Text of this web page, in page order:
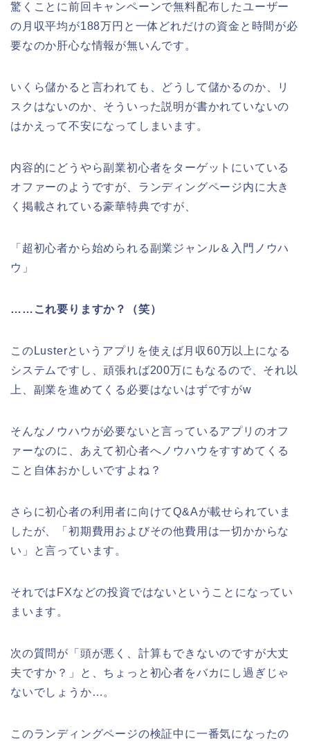
驚くことに前回キャンペーンで無料配布したユーザー
の月収平均が188万円と一体どれだけの資金と時間が必
要なのか肝心な情報が無いんです。
いくら儲かると言われても、どうして儲かるのか、リ
スクはないのか、そういった説明が書かれていないの
はかえって不安になってしまいます。
内容的にどうやら副業初心者をターゲットにいている
オファーのようですが、ランディングページ内に大き
く掲載されている豪華特典ですが、
「超初心者から始められる副業ジャンル＆入門ノウハ
ウ」
……これ要りますか？（笑）
このLusterというアプリを使えば月収60万以上になる
システムですし、頑張れば200万にもなるので、それ以
上、副業を進めてくる必要はないはずですがw
そんなノウハウが必要ないと言っているアプリのオフ
ァーなのに、あえて初心者へノウハウをすすめてくる
こと自体おかしいですよね？
さらに初心者の利用者に向けてQ&Aが載せられていま
したが、「初期費用およびその他費用は一切かからな
い」と言っています。
それではFXなどの投資ではないということになってい
まいます。
次の質問が「頭が悪く、計算もできないのですが大丈
夫ですか？」と、ちょっと初心者をバカにし過ぎじゃ
ないでしょうか…。
このランディングページの検証中に一番気になったの